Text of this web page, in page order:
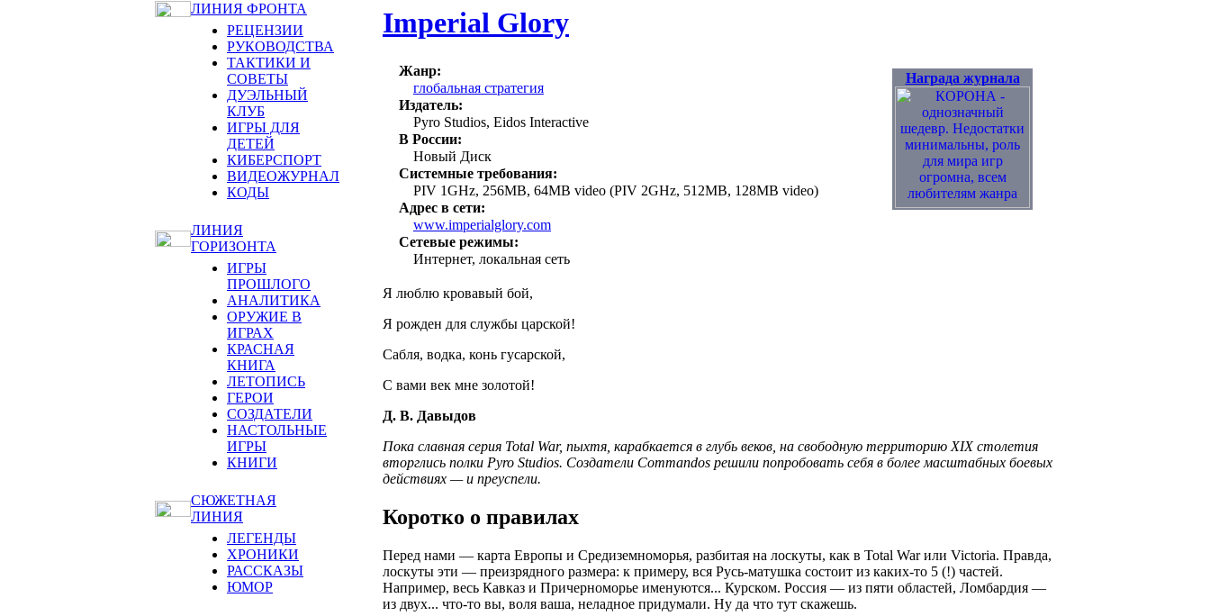
ЛИНИЯ ФРОНТА
РЕЦЕНЗИИ
РУКОВОДСТВА
ТАКТИКИ И
СОВЕТЫ
ДУЭЛЬНЫЙ
КЛУБ
ИГРЫ ДЛЯ
ДЕТЕЙ
КИБЕРСПОРТ
ВИДЕОЖУРНАЛ
КОДЫ
ЛИНИЯ
ГОРИЗОНТА
ИГРЫ
ПРОШЛОГО
АНАЛИТИКА
ОРУЖИЕ В
ИГРАХ
КРАСНАЯ
КНИГА
ЛЕТОПИСЬ
ГЕРОИ
СОЗДАТЕЛИ
НАСТОЛЬНЫЕ
ИГРЫ
КНИГИ
СЮЖЕТНАЯ
ЛИНИЯ
ЛЕГЕНДЫ
ХРОНИКИ
РАССКАЗЫ
ЮМОР
Imperial Glory
Жанр:
глобальная стратегия
Издатель:
Pyro Studios, Eidos Interactive
В России:
Новый Диск
Системные требования:
PIV 1GHz, 256МB, 64MB video (PIV 2GHz, 512MB, 128MB video)
Адрес в сети:
www.imperialglory.com
Сетевые режимы:
Интернет, локальная сеть
Награда журнала
Я люблю кровавый бой,
Я рожден для службы царской!
Сабля, водка, конь гусарской,
С вами век мне золотой!
Д. В. Давыдов
Пока славная серия Total War, пыхтя, карабкается в глубь веков, на свободную территорию XIX cтолетия
вторглись полки Pyro Studios. Создатели Commandos решили попробовать себя в более масштабных боевых
действиях — и преуспели.
Коротко о правилах
Перед нами — карта Европы и Средиземноморья, разбитая на лоскуты, как в Total War или Victoria. Правда,
лоскуты эти — преизрядного размера: к примеру, вся Русь-матушка состоит из каких-то 5 (!) частей.
Например, весь Кавказ и Причерноморье именуются... Курском. Россия — из пяти областей, Ломбардия —
из двух... что-то вы, воля ваша, неладное придумали. Ну да что тут скажешь.